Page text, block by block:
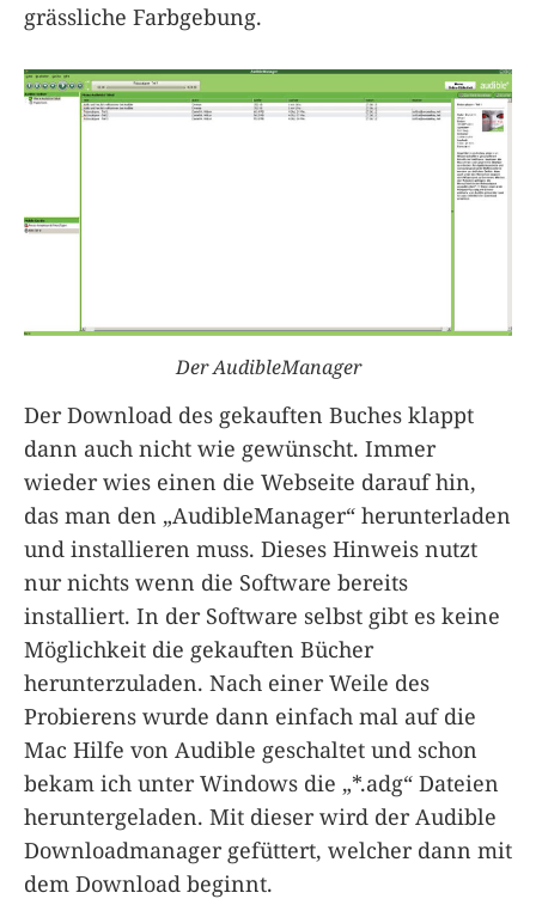
grässliche Farbgebung.
Der AudibleManager
Der Download des gekauften Buches klappt
dann auch nicht wie gewünscht. Immer
wieder wies einen die Webseite darauf hin,
das man den „AudibleManager“ herunterladen
und installieren muss. Dieses Hinweis nutzt
nur nichts wenn die Software bereits
installiert. In der Software selbst gibt es keine
Möglichkeit die gekauften Bücher
herunterzuladen. Nach einer Weile des
Probierens wurde dann einfach mal auf die
Mac Hilfe von Audible geschaltet und schon
bekam ich unter Windows die „*.adg“ Dateien
heruntergeladen. Mit dieser wird der Audible
Downloadmanager gefüttert, welcher dann mit
dem Download beginnt.